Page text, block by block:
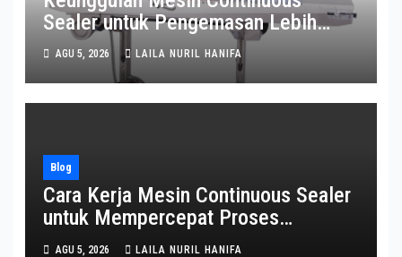
Sealer untuk Pengemasan Lebih
Efisien
AGU 5, 2026 LAILA NURIL HANIFA
Blog
Cara Kerja Mesin Continuous Sealer
untuk Mempercepat Proses
Pengemasan
AGU 5, 2026 LAILA NURIL HANIFA